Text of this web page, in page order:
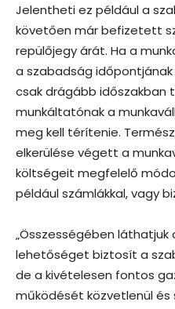
Jelentheti ez például a
követően már befizetett
repülőjegy árát. Ha a
a szabadság
csak drágább időszakban
munkáltatónak a
meg kell térítenie.
elkerülése végett a
költségeit megfelelő
például számlákkal, vagy
„Összességében
lehetőséget biztosít a
de a kivételesen fontos
működését közvetlenül